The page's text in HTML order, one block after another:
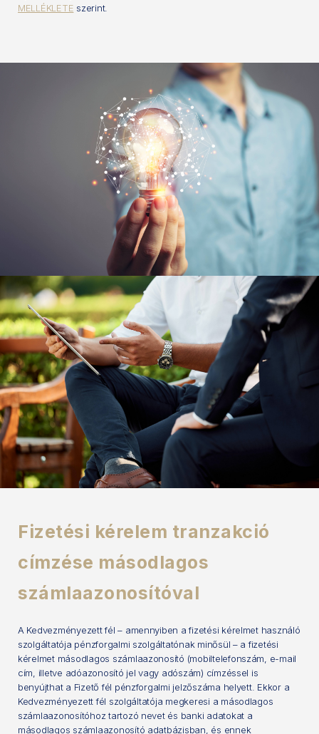
MELLÉKLETE szerint.
Fizetési kérelem tranzakció
címzése másodlagos
számlaazonosítóval
A Kedvezményezett fél – amennyiben a fizetési kérelmet használó
szolgáltatója pénzforgalmi szolgáltatónak minősül – a fizetési
kérelmet másodlagos számlaazonosító (mobiltelefonszám, e-mail
cím, illetve adóazonosító jel vagy adószám) címzéssel is
benyújthat a Fizető fél pénzforgalmi jelzőszáma helyett. Ekkor a
Kedvezményezett fél szolgáltatója megkeresi a másodlagos
számlaazonosítóhoz tartozó nevet és banki adatokat a
másodlagos számlaazonosító adatbázisban, és ennek